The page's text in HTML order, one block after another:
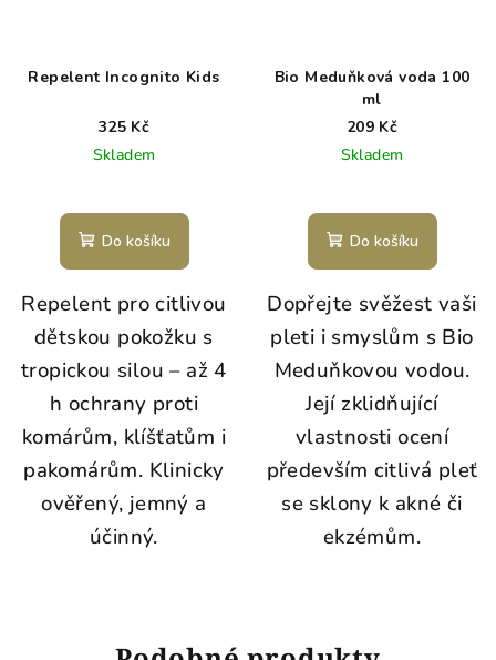
Repelent Incognito Kids
325 Kč
Skladem
Do košíku
Repelent pro citlivou
dětskou pokožku s
tropickou silou – až 4
h ochrany proti
komárům, klíšťatům i
pakomárům. Klinicky
ověřený, jemný a
účinný.
Bio Meduňková voda 100
ml
209 Kč
Skladem
Do košíku
Dopřejte svěžest vaši
pleti i smyslům s Bio
Meduňkovou vodou.
Její zklidňující
vlastnosti ocení
především citlivá pleť
se sklony k akné či
ekzémům.